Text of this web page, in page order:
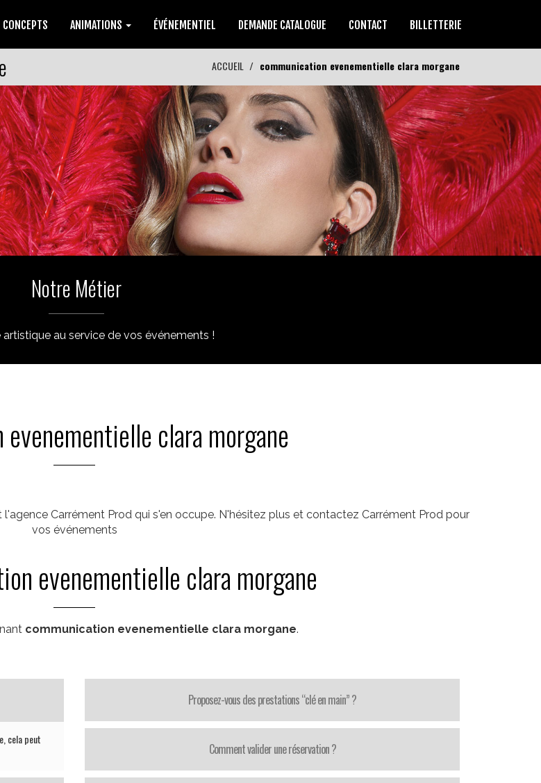
CONCEPTS ANIMATIONS ÉVÉNEMENTIEL DEMANDE CATALOGUE CONTACT BILLETTERIE
ACCUEIL communication evenementielle clara morgane
Notre Métier
au service de vos événements !
clara morgane
Carrément Prod qui s'en occupe. N'hésitez plus et contactez Carrément Prod pour
vos événements
evenementielle clara morgane
communication evenementielle clara morgane.
cela peut
Proposez-vous des prestations “clé en main” ?
Comment valider une réservation ?